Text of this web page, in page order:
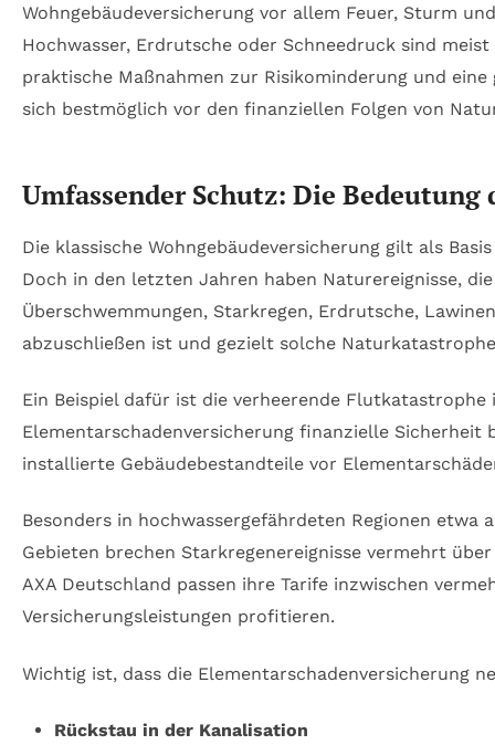
Wohngebäudeversicherung vor allem Feuer, Sturm
Hochwasser, Erdrutsche oder Schneedruck sind
praktische Maßnahmen zur Risikominderung und
sich bestmöglich vor den finanziellen Folgen von
Umfassender Schutz: Die
Die klassische Wohngebäudeversicherung gilt als
Doch in den letzten Jahren haben Naturereignisse,
Überschwemmungen, Starkregen, Erdrutsche,
abzuschließen ist und gezielt solche
Ein Beispiel dafür ist die verheerende
Elementarschadenversicherung finanzielle
installierte Gebäudebestandteile vor
Besonders in hochwassergefährdeten Regionen etwa
Gebieten brechen Starkregenereignisse vermehrt
AXA Deutschland passen ihre Tarife inzwischen
Versicherungsleistungen profitieren.
Wichtig ist, dass die Elementarschadenversicherung
Rückstau in der Kanalisation